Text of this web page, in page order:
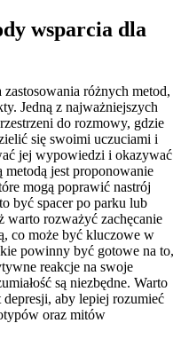
wsparcia dla
różnych metod,
Jedną z najważniejszych
do rozmowy, gdzie
się swoimi uczuciami i
jej wypowiedzi i okazywać
metodą jest proponowanie
mogą poprawić nastrój
być spacer po parku lub
rozważyć zachęcanie
co może być kluczowe w
powinny być gotowe na to,
reakcje na swoje
są niezbędne. Warto
aby lepiej rozumieć
oraz mitów